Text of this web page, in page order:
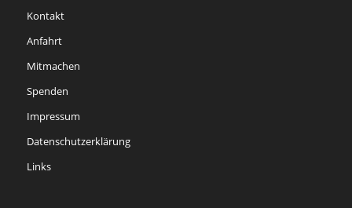
Kontakt
Anfahrt
Mitmachen
Spenden
Impressum
Datenschutzerklärung
Links